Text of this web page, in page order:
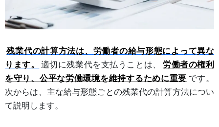
残業代の計算方法は、労働者の給与形態によって異な
ります。
適切に残業代を支払うことは、
労働者の権利
を守り、公平な労働環境を維持するために重要 です。
次からは、主な給与形態ごとの残業代の計算方法につい
て説明します。